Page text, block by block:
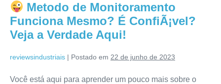
ConfiÃ¡vel?
Veja
a
Verdade
Aqui!
Metodo de Monitoramento
Funciona Mesmo? É ConfiÃ¡vel?
Veja a Verdade Aqui!
reviewsindustriais | Postado em 22 de junho de 2023
Você está aqui para aprender um pouco mais sobre o